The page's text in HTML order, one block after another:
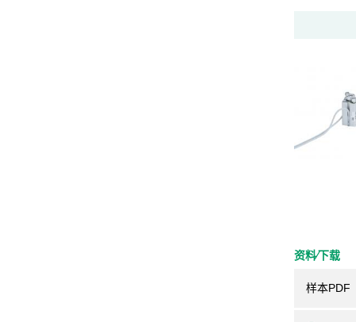
资料⁄下载
样本PDF